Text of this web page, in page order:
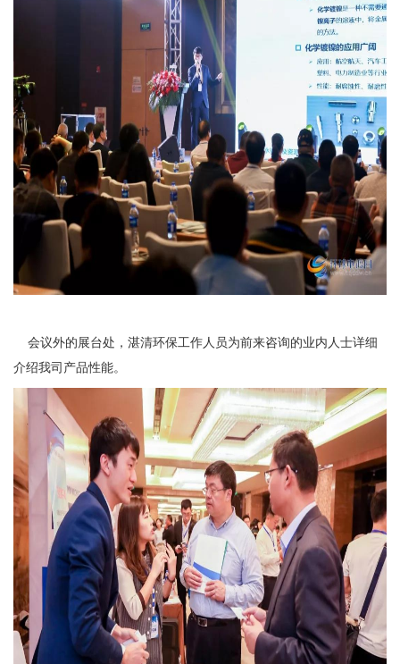
会议外的展台处，湛清环保工作人员为前来咨询的业内人士详细
介绍我司产品性能。